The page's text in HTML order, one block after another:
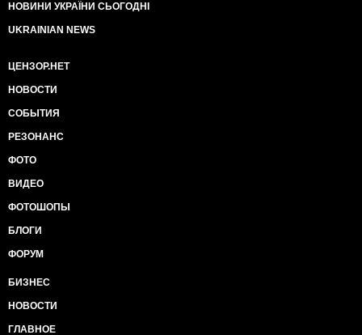
НОВИНИ УКРАЇНИ СЬОГОДНІ
UKRAINIAN NEWS
ЦЕНЗОР.НЕТ
НОВОСТИ
СОБЫТИЯ
РЕЗОНАНС
ФОТО
ВИДЕО
ФОТОШОПЫ
БЛОГИ
ФОРУМ
БИЗНЕС
НОВОСТИ
ГЛАВНОЕ